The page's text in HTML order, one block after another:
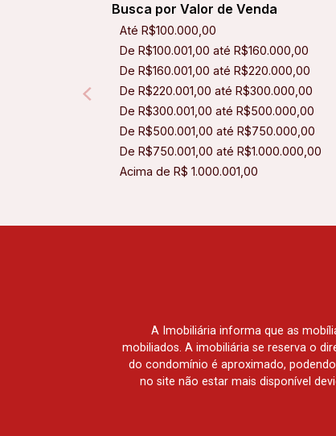
Busca por Valor de Venda
Até R$100.000,00
De R$100.001,00 até R$160.000,00
De R$160.001,00 até R$220.000,00
De R$220.001,00 até R$300.000,00
De R$300.001,00 até R$500.000,00
De R$500.001,00 até R$750.000,00
De R$750.001,00 até R$1.000.000,00
Acima de R$ 1.000.001,00
A Imobiliária informa que as
mobiliados. A imobiliária se reserva o
do condomínio é aproximado,
no site não estar mais disponível